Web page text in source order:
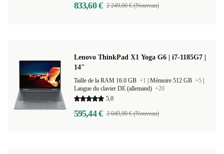
833,60 € 2 249,00 € (Nouveau)
Lenovo ThinkPad X1 Yoga G6 | i7-1185G7 |
14"
Taille de la RAM 16.0 GB +1 Mémoire 512 GB +5
Langue du clavier DE (allemand) +20
5,0
595,44 € 2 049,00 € (Nouveau)